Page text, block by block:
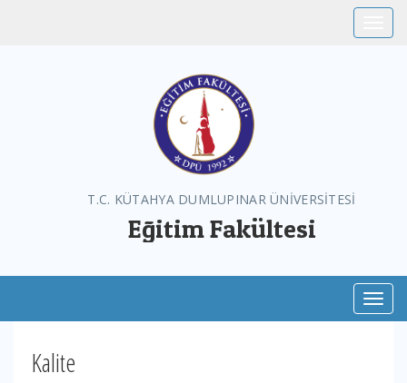
T.C. KÜTAHYA DUMLUPINAR ÜNİVERSİTESİ
Eğitim Fakültesi
Kalite